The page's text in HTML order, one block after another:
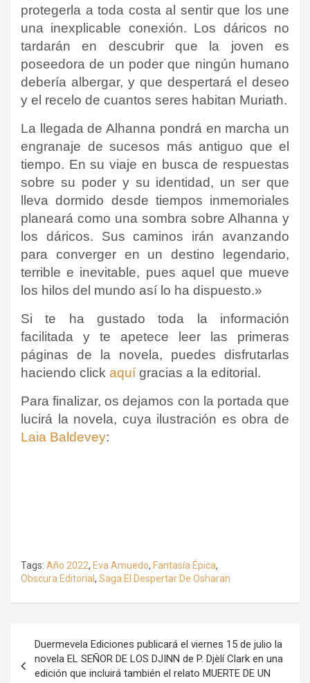
protegerla a toda costa al sentir que los une
una inexplicable conexión. Los dáricos no
tardarán en descubrir que la joven es
poseedora de un poder que ningún humano
debería albergar, y que despertará el deseo
y el recelo de cuantos seres habitan Muriath.
La llegada de Alhanna pondrá en marcha un
engranaje de sucesos más antiguo que el
tiempo. En su viaje en busca de respuestas
sobre su poder y su identidad, un ser que
lleva dormido desde tiempos inmemoriales
planeará como una sombra sobre Alhanna y
los dáricos. Sus caminos irán avanzando
para converger en un destino legendario,
terrible e inevitable, pues aquel que mueve
los hilos del mundo así lo ha dispuesto.»
Si te ha gustado toda la información
facilitada y te apetece leer las primeras
páginas de la novela, puedes disfrutarlas
haciendo click aquí gracias a la editorial.
Para finalizar, os dejamos con la portada que
lucirá la novela, cuya ilustración es obra de
Laia Baldevey:
Tags: Año 2022, Eva Amuedo, Fantasía Épica,
Obscura Editorial , Saga El Despertar De Osharan
entradas
Duermevela Ediciones publicará el viernes 15 de julio la
novela EL SEÑOR DE LOS DJINN de P. Djèlí Clark en una
edición que incluirá también el relato MUERTE DE UN